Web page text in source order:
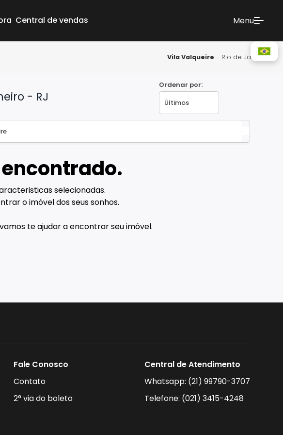
Central de vendas Menu
Vila Valqueire - Rio de Janeiro
- RJ
Ordenar por:
selecionadas.
o imóvel dos seus sonhos.
te ajudar a encontrar seu imóvel.
Fale Conosco
Contato
2° via do boleto
Central de Atendimento
Whatsapp: (21) 99790-3707
Telefone: (021) 3415-4248